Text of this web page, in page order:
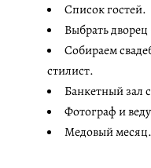
Список гостей.
Выбрать
Собираем
стилист.
Банкетный зал
Фотограф и
Медовый месяц.